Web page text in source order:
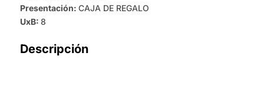
Presentación: CAJA DE REGALO
UxB: 8
Descripción